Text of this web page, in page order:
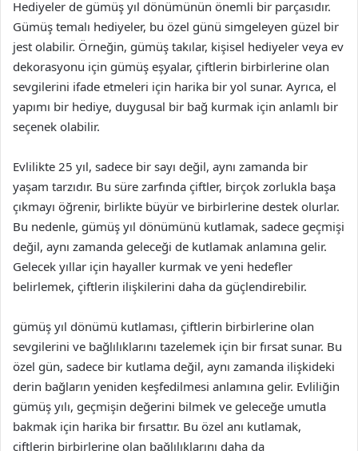
Hediyeler de gümüş yıl dönümünün önemli bir parçasıdır.
Gümüş temalı hediyeler, bu özel günü simgeleyen güzel bir
jest olabilir. Örneğin, gümüş takılar, kişisel hediyeler veya ev
dekorasyonu için gümüş eşyalar, çiftlerin birbirlerine olan
sevgilerini ifade etmeleri için harika bir yol sunar. Ayrıca, el
yapımı bir hediye, duygusal bir bağ kurmak için anlamlı bir
seçenek olabilir.
Evlilikte 25 yıl, sadece bir sayı değil, aynı zamanda bir
yaşam tarzıdır. Bu süre zarfında çiftler, birçok zorlukla başa
çıkmayı öğrenir, birlikte büyür ve birbirlerine destek olurlar.
Bu nedenle, gümüş yıl dönümünü kutlamak, sadece geçmişi
değil, aynı zamanda geleceği de kutlamak anlamına gelir.
Gelecek yıllar için hayaller kurmak ve yeni hedefler
belirlemek, çiftlerin ilişkilerini daha da güçlendirebilir.
gümüş yıl dönümü kutlaması, çiftlerin birbirlerine olan
sevgilerini ve bağlılıklarını tazelemek için bir fırsat sunar. Bu
özel gün, sadece bir kutlama değil, aynı zamanda ilişkideki
derin bağların yeniden keşfedilmesi anlamına gelir. Evliliğin
gümüş yılı, geçmişin değerini bilmek ve geleceğe umutla
bakmak için harika bir fırsattır. Bu özel anı kutlamak,
çiftlerin birbirlerine olan bağlılıklarını daha da